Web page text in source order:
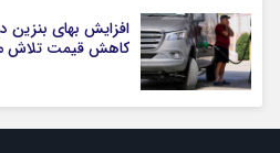
افزایش بهای بنزین
کاهش قیمت تلاش